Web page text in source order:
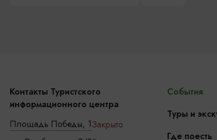
Контакты Туристского
информационного центра
Площадь Победы, 1Закрыто
События
Туры и
Где поесть